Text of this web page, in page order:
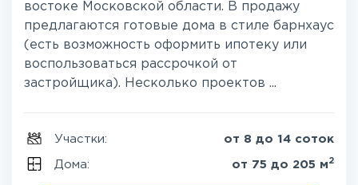
востоке Московской области. В продажу
предлагаются готовые дома в стиле барнхаус
(есть возможность оформить ипотеку или
воспользоваться рассрочкой от
застройщика). Несколько проектов ...
Участки: от 8 до 14 соток
Дома: от 75 до 205 м 2